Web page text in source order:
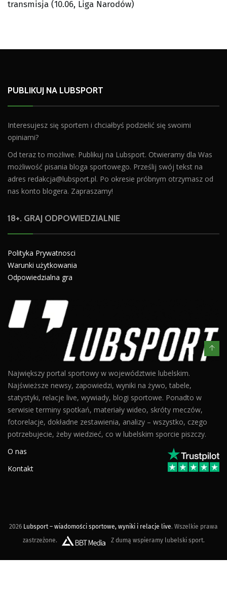
transmisja (10.06, Liga Narodów)
PUBLIKUJ NA LUBSPORT
Interesujesz się sportem i chciałbyś podzielić się swoimi
opiniami?
Od teraz to możliwe. Publikuj na Lubsport. Otwieramy dla Was
możliwość pisania bloga sportowego. Prześlij swój tekst na
adres redakcja@lubsport.pl. Po okresie próbnym otrzymasz od
nas konto blogera. Zapraszamy!
18+. GRAJ ODPOWIEDZIALNIE
Polityka Prywatnosci
Warunki użytkowania
Odpowiedzialna gra
Największy portal sportowy w województwie lubelskim.
Najświeższe newsy, zapowiedzi, wyniki na żywo, tabele,
statystyki, relacje live, wywiady, blogi sportowe. Ponadto w
serwisie terminy spotkań, materiały wideo, skróty meczów,
fotorelacje, dokładne zestawienia, analizy – wszystko, czego
potrzebujecie, żeby wiedzieć, co w lubelskim sporcie piszczy.
O nas
Kontakt
2026 Lubsport – wiadomości sportowe, wyniki i relacje live. Wszelkie prawa
zastrzeżone.
Z dumą wspieramy lubelski sport.